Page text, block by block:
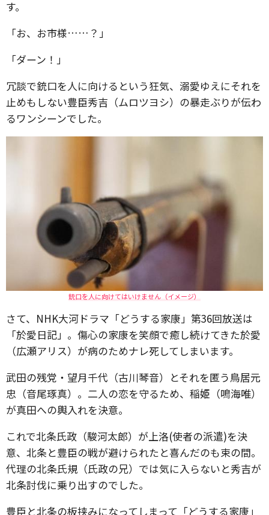
す。
「お、お市様……？」
「ダーン！」
冗談で銃口を人に向けるという狂気、溺愛ゆえにそれを
止めもしない豊臣秀吉（ムロツヨシ）の暴走ぶりが伝わ
るワンシーンでした。
銃口を人に向けてはいけません（イメージ）
さて、NHK大河ドラマ「どうする家康」第36回放送は
「於愛日記」。傷心の家康を笑顔で癒し続けてきた於愛
（広瀬アリス）が病のためナレ死してしまいます。
武田の残党・望月千代（古川琴音）とそれを匿う鳥居元
忠（音尾琢真）。二人の恋を守るため、稲姫（鳴海唯）
が真田への輿入れを決意。
これで北条氏政（駿河太郎）が上洛(使者の派遣)を決
意、北条と豊臣の戦が避けられたと喜んだのも束の間。
代理の北条氏規（氏政の兄）では気に入らないと秀吉が
北条討伐に乗り出すのでした。
豊臣と北条の板挟みになってしまって「どうする家康」